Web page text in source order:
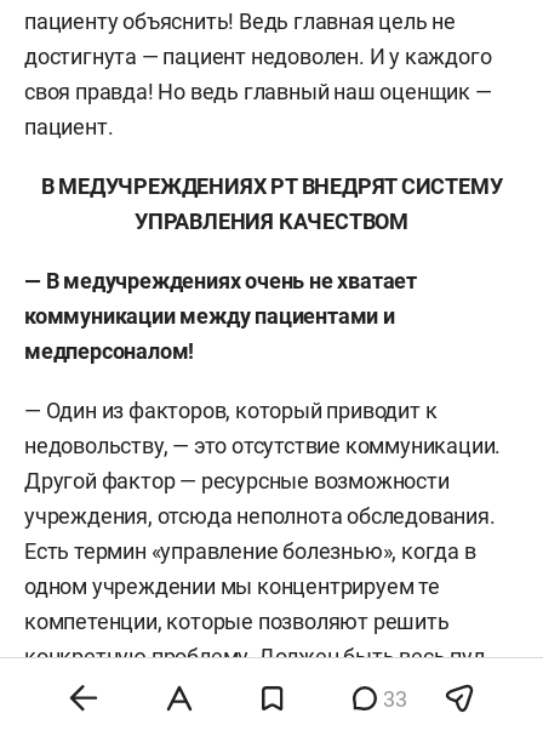
пациенту объяснить! Ведь главная цель не
достигнута — пациент недоволен. И у каждого
своя правда! Но ведь главный наш оценщик —
пациент.
В МЕДУЧРЕЖДЕНИЯХ РТ ВНЕДРЯТ СИСТЕМУ
УПРАВЛЕНИЯ КАЧЕСТВОМ
— В медучреждениях очень не хватает
коммуникации между пациентами и
медперсоналом!
— Один из факторов, который приводит к
недовольству, — это отсутствие коммуникации.
Другой фактор — ресурсные возможности
учреждения, отсюда неполнота обследования.
Есть термин «управление болезнью», когда в
одном учреждении мы концентрируем те
компетенции, которые позволяют решить
конкретную проблему. Должен быть весь пул
специалистов. Если у нас нет какого-то
33